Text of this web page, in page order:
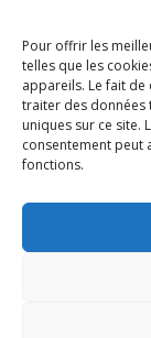
Pour offrir les
telles que les
appareils. Le fait
traiter des données
uniques sur ce site.
consentement peut
fonctions.
01 Juil 2026
Pénurie du
d’offre de
Wallonie ?